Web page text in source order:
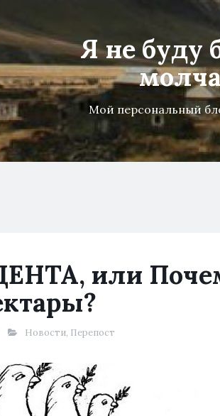
Я не буду
Мой персональный
или
Новости, Перепост